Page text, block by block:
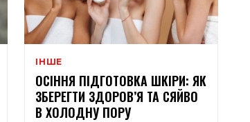
ІНШЕ
ОСІННЯ ПІДГОТОВКА ШКІРИ: ЯК
ЗБЕРЕГТИ ЗДОРОВ’Я ТА СЯЙВО
В ХОЛОДНУ ПОРУ